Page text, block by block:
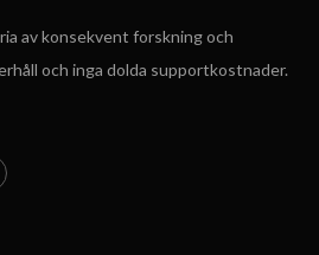
av konsekvent forskning och
och inga dolda supportkostnader.